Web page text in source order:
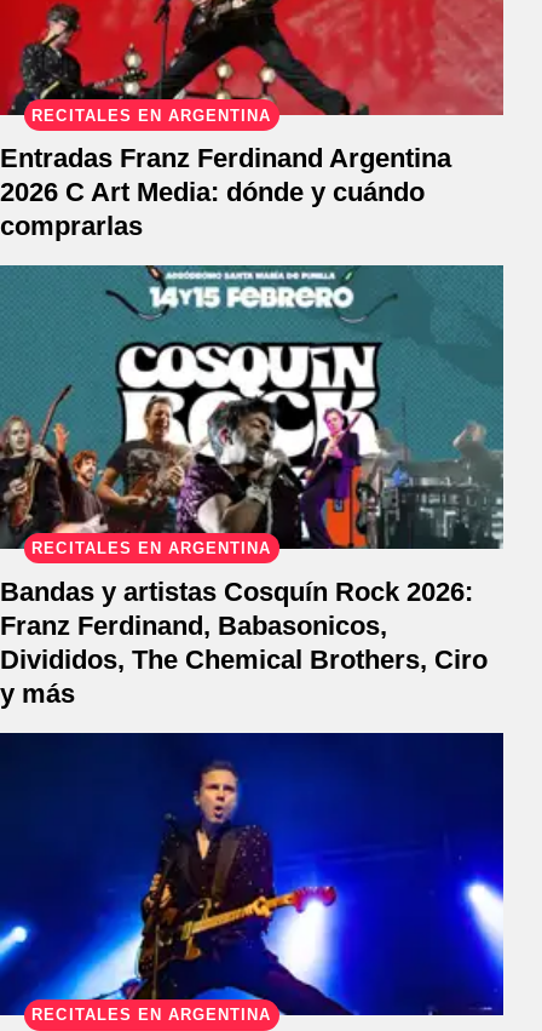
RECITALES EN ARGENTINA
Entradas Franz Ferdinand Argentina
2026 C Art Media: dónde y cuándo
comprarlas
RECITALES EN ARGENTINA
Bandas y artistas Cosquín Rock 2026:
Franz Ferdinand, Babasonicos,
Divididos, The Chemical Brothers, Ciro
y más
RECITALES EN ARGENTINA